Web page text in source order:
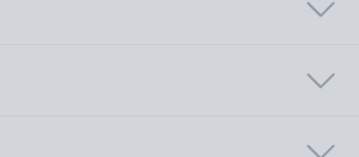
全国どこでも在住可能です）
り（詳細：選考にて説明します）